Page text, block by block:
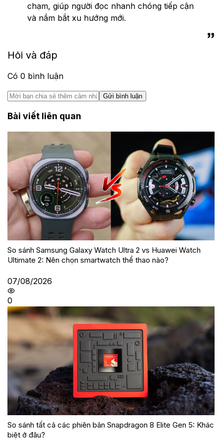
chạm, giúp người đọc nhanh chóng tiếp cận
và nắm bắt xu hướng mới.
Hỏi và đáp
Có 0 bình luận
Gửi bình luận
Bài viết liên quan
So sánh Samsung Galaxy Watch Ultra 2 vs Huawei Watch
Ultimate 2: Nên chọn smartwatch thể thao nào?
07/08/2026
0
So sánh tất cả các phiên bản Snapdragon 8 Elite Gen 5: Khác
biệt ở đâu?